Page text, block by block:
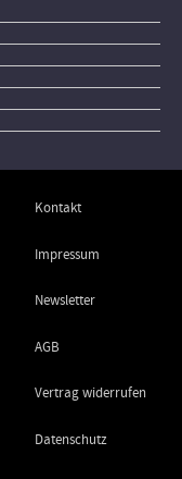
Kontakt
Impressum
Newsletter
AGB
Vertrag widerrufen
Datenschutz